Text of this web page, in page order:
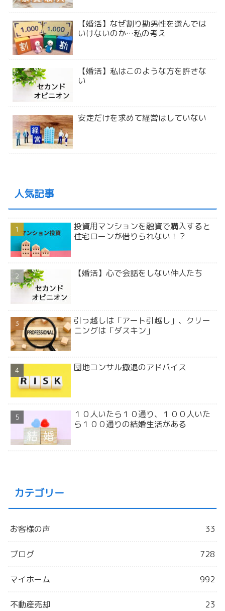
【婚活】なぜ割り勘男性を選んでは
いけないのか…私の考え
【婚活】私はこのような方を許さな
い
安定だけを求めて経営はしていない
人気記事
投資用マンションを融資で購入すると
住宅ローンが借りられない！？
【婚活】心で会話をしない仲人たち
引っ越しは「アート引越し」、クリー
ニングは「ダスキン」
団地コンサル撤退のアドバイス
１０人いたら１０通り、１００人いた
ら１００通りの結婚生活がある
カテゴリー
お客様の声 33
ブログ 728
マイホーム 992
不動産売却 23